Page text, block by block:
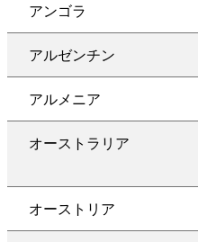
アンゴラ
アルゼンチン
アルメニア
オーストラリア
オーストリア